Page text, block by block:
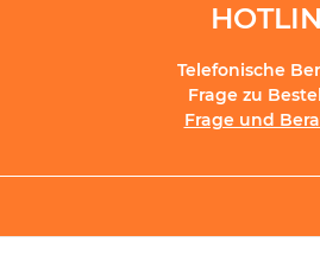
Telefonische
Frage zu
Frage und